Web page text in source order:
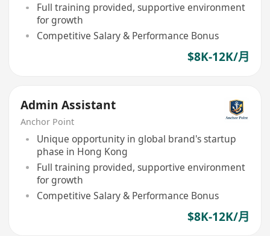
Full training provided, supportive environment
for growth
Competitive Salary & Performance Bonus
$8K-12K/月
Admin Assistant
Anchor Point
Unique opportunity in global brand's startup
phase in Hong Kong
Full training provided, supportive environment
for growth
Competitive Salary & Performance Bonus
$8K-12K/月